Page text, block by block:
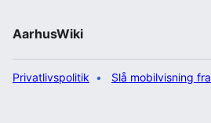
AarhusWiki
Privatlivspolitik Slå mobilvisning fra